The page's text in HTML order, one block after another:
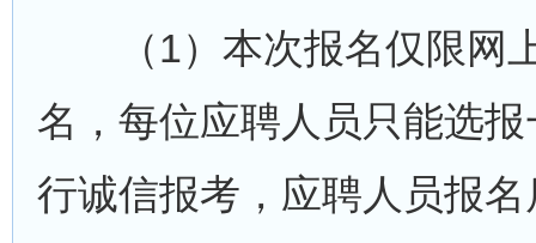
（1）本次报名仅限网
名，每位应聘人员只能选
行诚信报考，应聘人员报